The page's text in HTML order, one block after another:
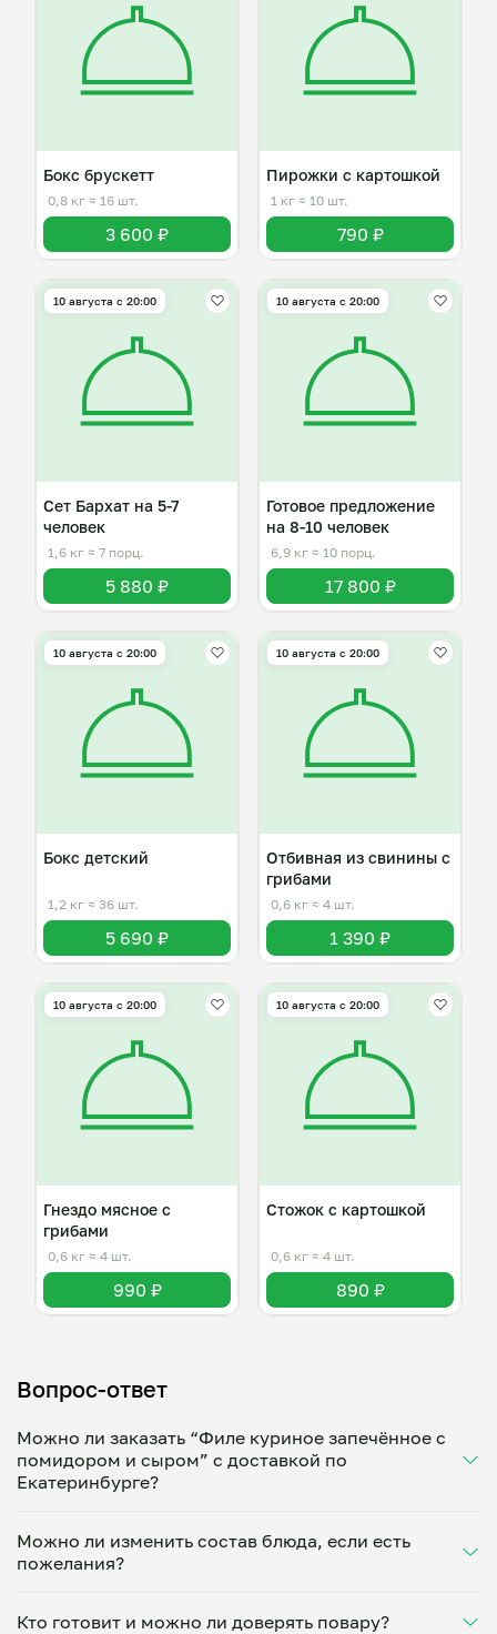
Бокс брускетт
0,8 кг ≈ 16 шт.
3 600 ₽
Пирожки с картошкой
1 кг ≈ 10 шт.
790 ₽
10 августа с 20:00
Сет Бархат на 5-7
человек
1,6 кг ≈ 7 порц.
5 880 ₽
10 августа с 20:00
Готовое предложение
на 8-10 человек
6,9 кг ≈ 10 порц.
17 800 ₽
10 августа с 20:00
Бокс детский
1,2 кг ≈ 36 шт.
5 690 ₽
10 августа с 20:00
Отбивная из свинины с
грибами
0,6 кг ≈ 4 шт.
1 390 ₽
10 августа с 20:00
Гнездо мясное с
грибами
0,6 кг ≈ 4 шт.
990 ₽
10 августа с 20:00
Стожок с картошкой
0,6 кг ≈ 4 шт.
890 ₽
Вопрос-ответ
Можно ли заказать “Филе куриное запечённое с
помидором и сыром” с доставкой по
Екатеринбурге?
Укажите удобное время — и получите свежее
домашнее блюдо в большой порции прямо с плиты.
минут. Статус заказа отслеживайте в личном
Можно ли изменить состав блюда, если есть
пожелания?
ваши предпочтения: уберет специи, снизит
Кто готовит и можно ли доверять повару?